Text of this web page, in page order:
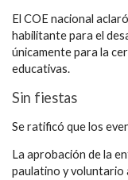
El COE nacional
habilitantepara el
únicamente para la
educativas.
Sin fiestas
Se ratificó que los
La aprobación de la
paulatino y voluntario